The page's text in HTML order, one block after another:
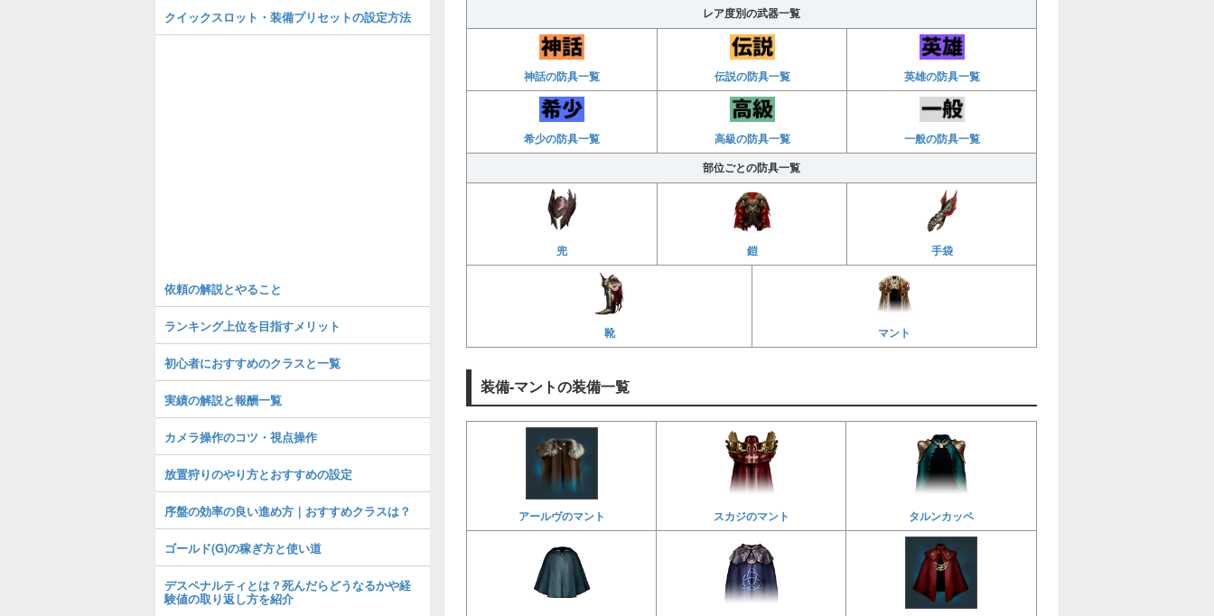
レア度別の武器一覧
神話の防具一覧 伝説の防具一覧 英雄の防具一覧
希少の防具一覧 高級の防具一覧 一般の防具一覧
部位ごとの防具一覧
兜 鎧 手袋
靴 マント
装備-マントの装備一覧
アールヴのマント スカジのマント タルンカッペ
クイックスロット・装備プリセットの設定方法
依頼の解説とやること
ランキング上位を目指すメリット
初心者におすすめのクラスと一覧
実績の解説と報酬一覧
カメラ操作のコツ・視点操作
放置狩りのやり方とおすすめの設定
序盤の効率の良い進め方｜おすすめクラスは？
ゴールド(G)の稼ぎ方と使い道
デスペナルティとは？死んだらどうなるかや経
験値の取り返し方を紹介